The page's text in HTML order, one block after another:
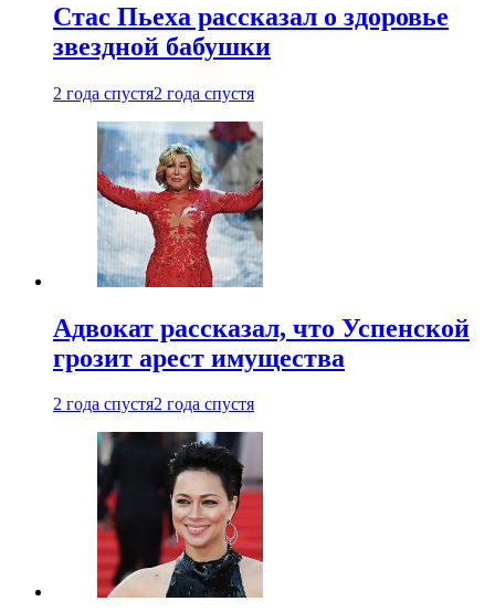
Стас Пьеха рассказал о здоровье
звездной бабушки
2 года спустя2 года спустя
Адвокат рассказал, что Успенской
грозит арест имущества
2 года спустя2 года спустя